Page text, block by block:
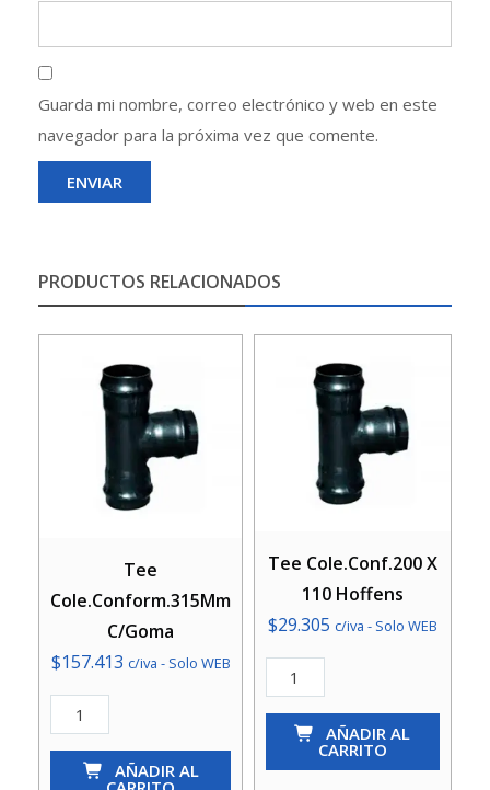
Guarda mi nombre, correo electrónico y web en este
navegador para la próxima vez que comente.
PRODUCTOS RELACIONADOS
Tee
Cole.Conform.315Mm
C/Goma
$157.413 c/iva - Solo WEB
Tee
Cole.Conform.315Mm
C/Goma AÑADIR AL
Tee Cole.Conf.200 X
110 Hoffens
$29.305 c/iva - Solo WEB
Tee
Cole.Conf.200
AÑADIR AL
CARRITO